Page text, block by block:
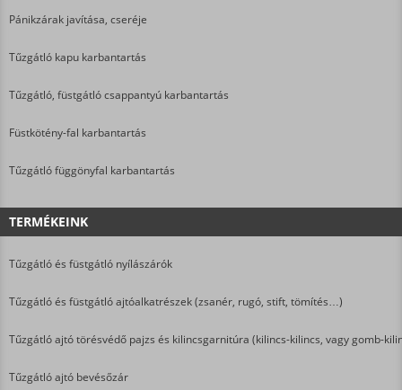
Pánikzárak javítása, cseréje
Tűzgátló kapu karbantartás
Tűzgátló, füstgátló csappantyú karbantartás
Füstkötény-fal karbantartás
Tűzgátló függönyfal karbantartás
TERMÉKEINK
Tűzgátló és füstgátló nyílászárók
Tűzgátló és füstgátló ajtóalkatrészek (zsanér, rugó, stift, tömítés…)
Tűzgátló ajtó törésvédő pajzs és kilincsgarnitúra (kilincs-kilincs, vagy gomb-
Tűzgátló ajtó bevésőzár